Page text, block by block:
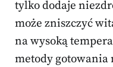
tylko dodaje
może zniszczyć
na wysoką
metody gotowania